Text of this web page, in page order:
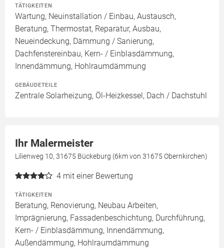
TÄTIGKEITEN
Wartung, Neuinstallation / Einbau, Austausch,
Beratung, Thermostat, Reparatur, Ausbau,
Neueindeckung, Dämmung / Sanierung,
Dachfenstereinbau, Kern- / Einblasdämmung,
Innendämmung, Hohlraumdämmung
GEBÄUDETEILE
Zentrale Solarheizung, Öl-Heizkessel, Dach / Dachstuhl
Ihr Malermeister
Lilienweg 10, 31675 Bückeburg (6km von 31675 Obernkirchen)
4 mit einer Bewertung
TÄTIGKEITEN
Beratung, Renovierung, Neubau Arbeiten,
Imprägnierung, Fassadenbeschichtung, Durchführung,
Kern- / Einblasdämmung, Innendämmung,
Außendämmung, Hohlraumdämmung